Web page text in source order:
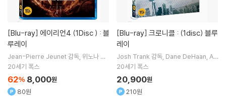
[Blu-ray]
루레이
Jean-Pierre Jeunet감독 위노나 라
이더 Sigourney Weaver
20세기 폭스
62% 8,000원
80원
[Blu-ray]
레이
Josh Trank 감독 Dane DeHaan Al
ex Russell출연
20세기 폭스
20,900원
210원